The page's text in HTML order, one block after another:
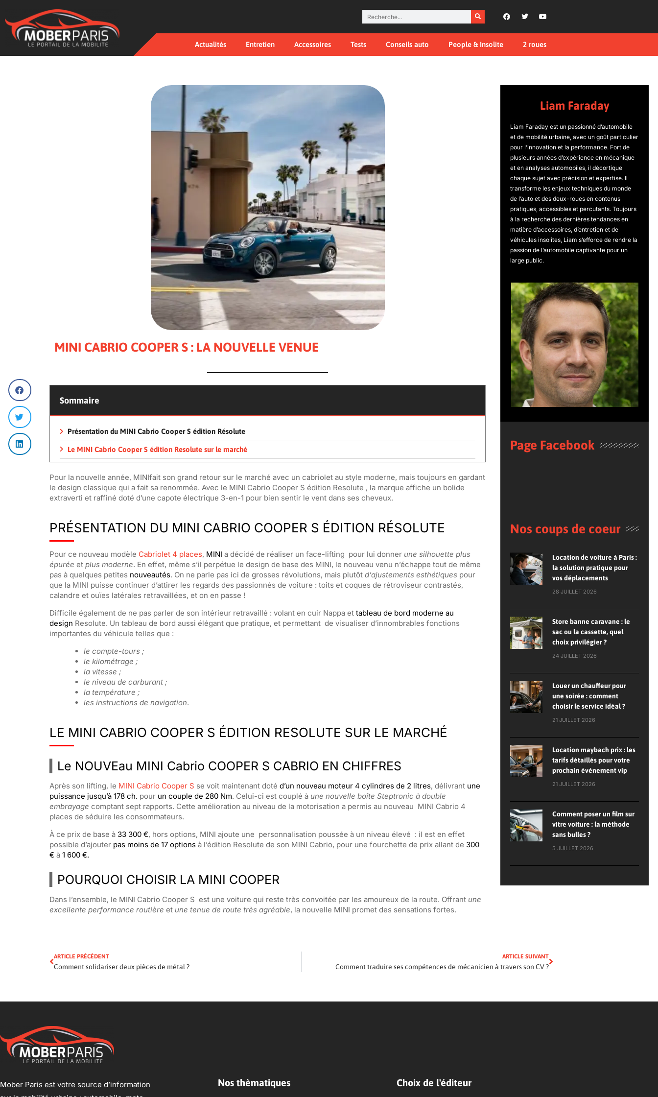
Actualités Entretien Accessoires Tests Conseils auto People & Insolite 2 roues
MINI CABRIO COOPER S : LA NOUVELLE VENUE
Sommaire
Présentation du MINI Cabrio Cooper S édition Résolute
Le MINI Cabrio Cooper S édition Resolute sur le marché
Pour la nouvelle année, MINIfait son grand retour sur le marché avec un cabriolet au style moderne, mais toujours en gardant
le design classique qui a fait sa renommée. Avec le MINI Cabrio Cooper S édition Resolute , la marque affiche un bolide
extraverti et raffiné doté d’une capote électrique 3-en-1 pour bien sentir le vent dans ses cheveux.
PRÉSENTATION DU MINI CABRIO COOPER S ÉDITION RÉSOLUTE
Pour ce nouveau modèle Cabriolet 4 places, MINI a décidé de réaliser un face-lifting pour lui donner une silhouette plus
épurée et plus moderne. En effet, même s’il perpétue le design de base des MINI, le nouveau venu n’échappe tout de même
pas à quelques petites nouveautés. On ne parle pas ici de grosses révolutions, mais plutôt d’ajustements esthétiquespour
que la MINI puisse continuer d’attirer les regards des passionnés de voiture : toits et coques de rétroviseur contrastés,
calandre et ouïes latérales retravaillées, et on en passe !
Difficile également de ne pas parler de son intérieur retravaillé : volant en cuir Nappa et tableau de bord moderne au
design Resolute. Un tableau de bord aussi élégant que pratique, et permettant de visualiser d’innombrables fonctions
importantes du véhicule telles que :
le compte-tours ;
le kilométrage ;
la vitesse ;
le niveau de carburant ;
la température ;
les instructions de navigation.
LE MINI CABRIO COOPER S ÉDITION RESOLUTE SUR LE MARCHÉ
Le NOUVEau MINI Cabrio COOPER S CABRIO EN CHIFFRES
Après son lifting, le MINI Cabrio Cooper S se voit maintenant doté d’un nouveau moteur 4 cylindres de 2 litres, délivrant une
puissance jusqu’à 178 ch. pour un couple de 280 Nm. Celui-ci est couplé à une nouvelle boîte Steptronic à double
embrayage comptant sept rapports. Cette amélioration au niveau de la motorisation a permis au nouveau MINI Cabrio 4
places de séduire les consommateurs.
À ce prix de base à 33 300 €, hors options, MINI ajoute une personnalisation poussée à un niveau élevé : il est en effet
possible d’ajouter pas moins de 17 optionsà l’édition Resolute de son MINI Cabrio, pour une fourchette de prix allant de 300
€ à 1 600 €.
POURQUOI CHOISIR LA MINI COOPER
Dans l’ensemble, le MINI Cabrio Cooper S est une voiture qui reste très convoitée par les amoureux de la route. Offrant une
excellente performance routière et une tenue de route très agréable, la nouvelle MINI promet des sensations fortes.
Liam Faraday
Liam Faraday est un passionné d’automobile
et de mobilité urbaine, avec un goût particulier
pour l’innovation et la performance. Fort de
plusieurs années d’expérience en mécanique
et en analyses automobiles, il décortique
chaque sujet avec précision et expertise. Il
transforme les enjeux techniques du monde
de l’auto et des deux-roues en contenus
pratiques, accessibles et percutants. Toujours
à la recherche des dernières tendances en
matière d’accessoires, d’entretien et de
véhicules insolites, Liam s’efforce de rendre la
passion de l’automobile captivante pour un
large public.
Page Facebook
Nos coups de coeur
Location de voiture à Paris :
la solution pratique pour
vos déplacements
28 JUILLET 2026
Store banne caravane : le
sac ou la cassette, quel
choix privilégier ?
24 JUILLET 2026
Louer un chauffeur pour
une soirée : comment
choisir le service idéal ?
21 JUILLET 2026
Location maybach prix : les
tarifs détaillés pour votre
prochain événement vip
21 JUILLET 2026
Comment poser un film sur
vitre voiture : la méthode
sans bulles ?
5 JUILLET 2026
ARTICLE PRÉCÉDENT
Comment solidariser deux pièces de métal ?
ARTICLE SUIVANT
Comment traduire ses compétences de mécanicien à travers son CV ?
Mober Paris est votre source d’information
Nos thèmatiques Choix de l'éditeur